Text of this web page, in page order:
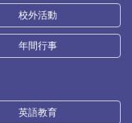
校外活動
年間行事
英語教育